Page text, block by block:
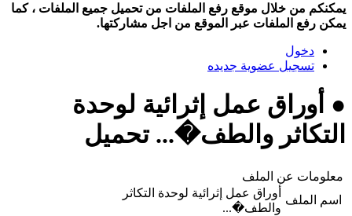
يمكنكم من خلال موقع رفع الملفات من تحميل جميع الملفات ، كما
يمكن رفع الملفات عبر الموقع من اجل مشاركتها.
دخول
تسجيل عضوية جديده
● أوراق عمل إثرائية لوحدة
التكاثر والطف�... تحميل
معلومات عن الملف
اسم الملف
أوراق عمل إثرائية لوحدة التكاثر
والطف�...